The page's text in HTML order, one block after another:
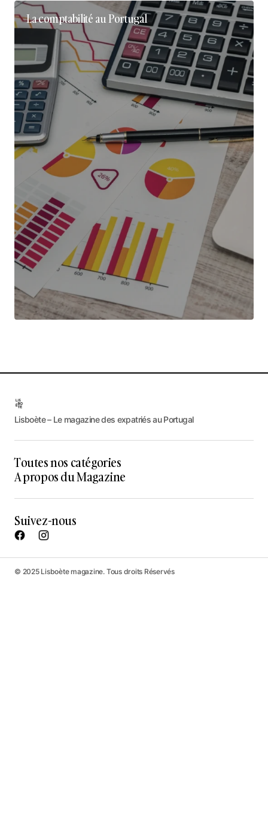
La comptabilité au Portugal
Lisboète – Le magazine des expatriés au Portugal
Toutes nos catégories
A propos du Magazine
Suivez-nous
© 2025 Lisboète magazine. Tous droits Réservés